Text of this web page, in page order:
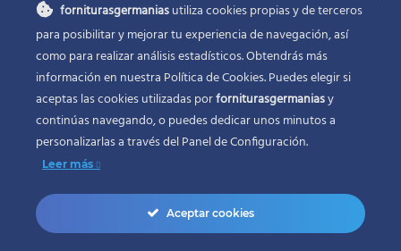
CONTACTO
Fornituras Germanías, Calle Sevilla 2, 46006 Valencia España
Phone:96 341 53 35
Email:info@forniturasgermanias.com
forniturasgermaniasutiliza cookies propias y de terceros
para posibilitar y mejorar tu experiencia de navegación, así
como para realizar análisis estadísticos. Obtendrás más
información en nuestra Política de Cookies. Puedes elegir si
aceptas las cookies utilizadas porforniturasgermaniasy
continúas navegando, o puedes dedicar unos minutos a
personalizarlas a través delPanel de Configuración.
Leer más
Aceptar cookies